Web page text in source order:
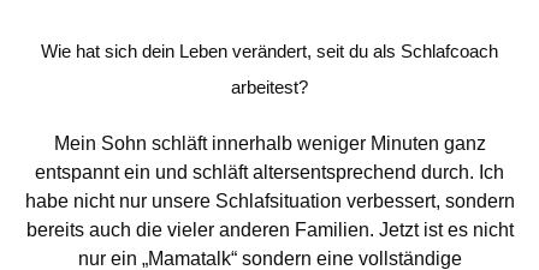
Wie hat sich dein Leben verändert, seit du als Schlafcoach
arbeitest?
Mein Sohn schläft innerhalb weniger Minuten ganz
entspannt ein und schläft altersentsprechend durch. Ich
habe nicht nur unsere Schlafsituation verbessert, sondern
bereits auch die vieler anderen Familien. Jetzt ist es nicht
nur ein „Mamatalk“ sondern eine vollständige